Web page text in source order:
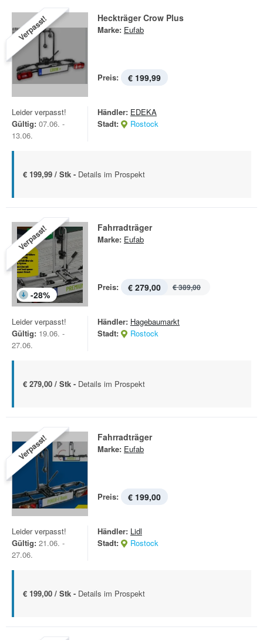
Verpasst! Heckträger Crow Plus
Marke: Eufab
Preis: € 199,99
Leider verpasst!
Gültig: 07.06. -
13.06.
Händler: EDEKA
Stadt:
Rostock
€ 199,99 / Stk - Details im Prospekt
Verpasst!
-28%
Fahrradträger
Marke: Eufab
Preis: € 279,00 € 389,00
Leider verpasst!
Gültig: 19.06. -
27.06.
Händler: Hagebaumarkt
Stadt:
Rostock
€ 279,00 / Stk - Details im Prospekt
Verpasst! Fahrradträger
Marke: Eufab
Preis: € 199,00
Leider verpasst!
Gültig: 21.06. -
27.06.
Händler: Lidl
Stadt:
Rostock
€ 199,00 / Stk - Details im Prospekt